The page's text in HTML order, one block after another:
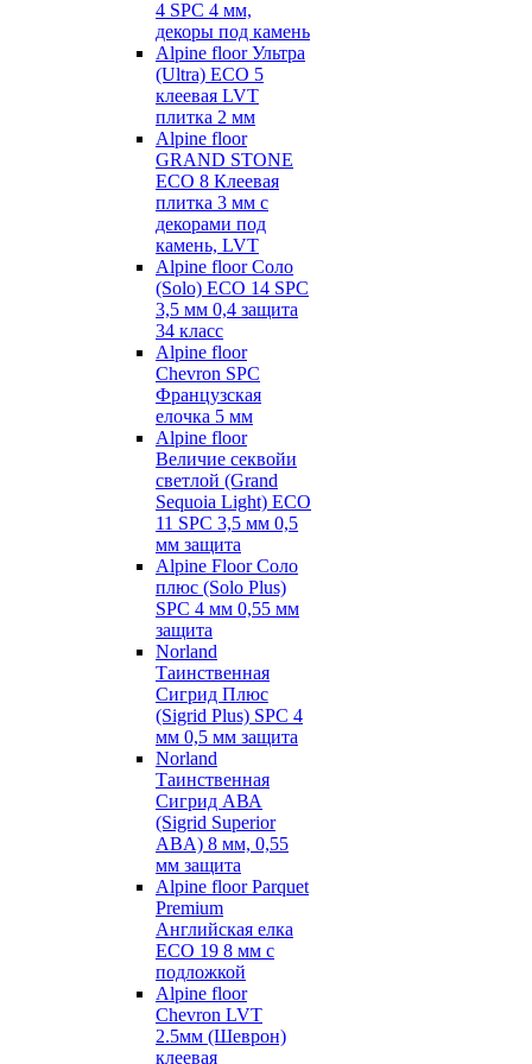
4 SPC 4 мм,
декоры под камень
Alpine floor Ультра
(Ultra) ECO 5
клеевая LVT
плитка 2 мм
Alpine floor
GRAND STONE
ECO 8 Клеевая
плитка 3 мм с
декорами под
камень, LVT
Alpine floor Соло
(Solo) ECO 14 SPC
3,5 мм 0,4 защита
34 класс
Alpine floor
Chevron SPC
Французская
елочка 5 мм
Alpine floor
Величие секвойи
светлой (Grand
Sequoia Light) ECO
11 SPC 3,5 мм 0,5
мм защита
Alpine Floor Соло
плюс (Solo Plus)
SPC 4 мм 0,55 мм
защита
Norland
Таинственная
Сигрид Плюс
(Sigrid Plus) SPC 4
мм 0,5 мм защита
Norland
Таинственная
Сигрид АВА
(Sigrid Superior
ABA) 8 мм, 0,55
мм защита
Alpine floor Parquet
Premium
Английская елка
ECO 19 8 мм с
подложкой
Alpine floor
Chevron LVT
2.5мм (Шеврон)
клеевая